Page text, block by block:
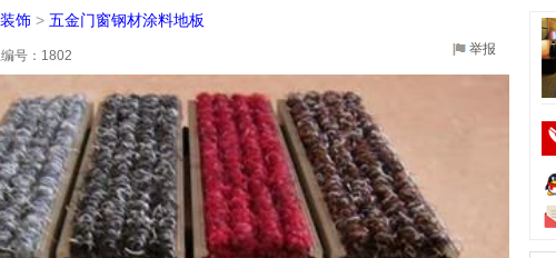
饰 > 五金门窗钢材涂料地板
号： 1802 举报